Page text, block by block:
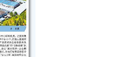
夏季的河湟谷地郁郁葱葱，走进
慧农场大屏幕上实时显示着牛群结构